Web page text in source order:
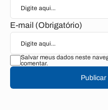
E-mail (Obrigatório)
Salvar meus dados neste
comentar.